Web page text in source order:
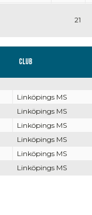
21
Club
Linköpings MS
Linköpings MS
Linköpings MS
Linköpings MS
Linköpings MS
Linköpings MS